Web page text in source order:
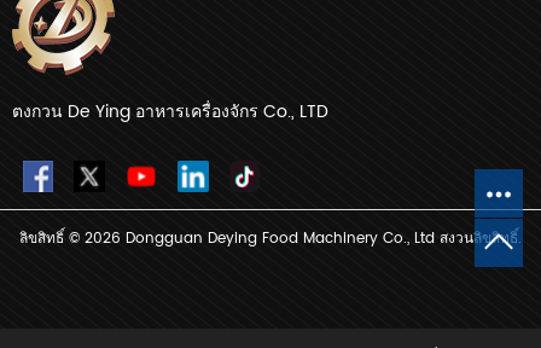
ตงกวน De Ying อาหารเครื่องจักร Co., LTD
ลิขสิทธิ์ © 2026 Dongguan Deying Food Machinery Co., Ltd สงวนลิขสิทธิ์.